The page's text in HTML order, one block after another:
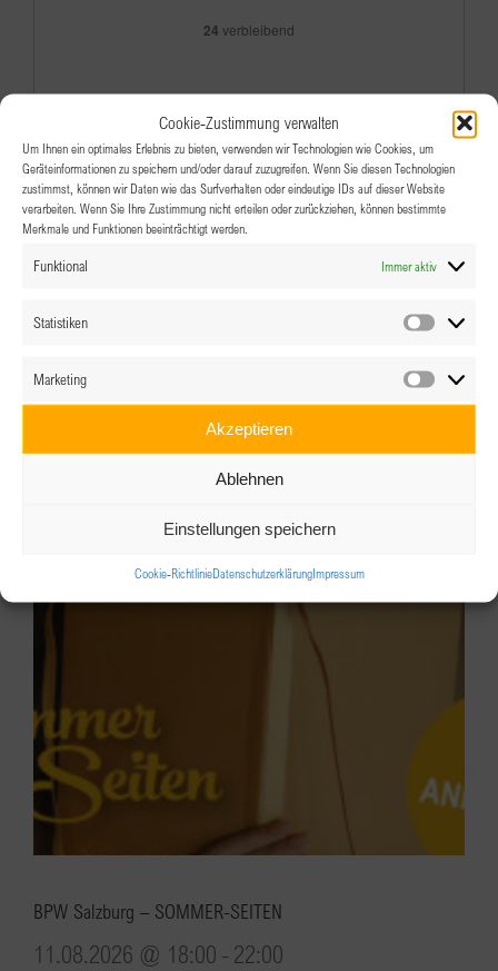
Cookie-Zustimmung verwalten
Um Ihnen ein optimales Erlebnis zu bieten, verwenden wir Technologien wie Cookies, um
Geräteinformationen zu speichern und/oder darauf zuzugreifen. Wenn Sie diesen Technologien
zustimmst, können wir Daten wie das Surfverhalten oder eindeutige IDs auf dieser Website
verarbeiten. Wenn Sie Ihre Zustimmung nicht erteilen oder zurückziehen, können bestimmte
Merkmale und Funktionen beeinträchtigt werden.
Funktional Immer aktiv
Statistiken
Marketing
Akzeptieren
Ablehnen
Einstellungen speichern
Cookie-RichtlinieDatenschutzerklärungImpressum
24 verbleibend
Hier reservieren
Ähnliche Veranstaltungen
BPW Salzburg – SOMMER-SEITEN
11.08.2026 @ 18:00 - 22:00